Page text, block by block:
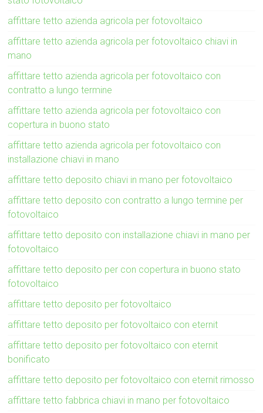
affittare tetto azienda agricola per fotovoltaico
affittare tetto azienda agricola per fotovoltaico chiavi in
mano
affittare tetto azienda agricola per fotovoltaico con
contratto a lungo termine
affittare tetto azienda agricola per fotovoltaico con
copertura in buono stato
affittare tetto azienda agricola per fotovoltaico con
installazione chiavi in mano
affittare tetto deposito chiavi in mano per fotovoltaico
affittare tetto deposito con contratto a lungo termine per
fotovoltaico
affittare tetto deposito con installazione chiavi in mano per
fotovoltaico
affittare tetto deposito per con copertura in buono stato
fotovoltaico
affittare tetto deposito per fotovoltaico
affittare tetto deposito per fotovoltaico con eternit
affittare tetto deposito per fotovoltaico con eternit
bonificato
affittare tetto deposito per fotovoltaico con eternit rimosso
affittare tetto fabbrica chiavi in mano per fotovoltaico